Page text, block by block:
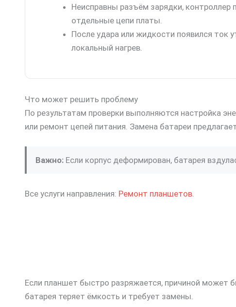
Неисправны разъём зарядки, контроллер
отдельные цепи платы.
После удара или жидкости появился ток
локальный нагрев.
Что может решить проблему
По результатам проверки выполняются настройка
или ремонт цепей питания. Замена батареи
Важно: Если корпус деформирован, батарея
Все услуги направления: Ремонт планшетов.
Если планшет быстро разряжается, причиной может
батарея теряет ёмкость и требует замены.